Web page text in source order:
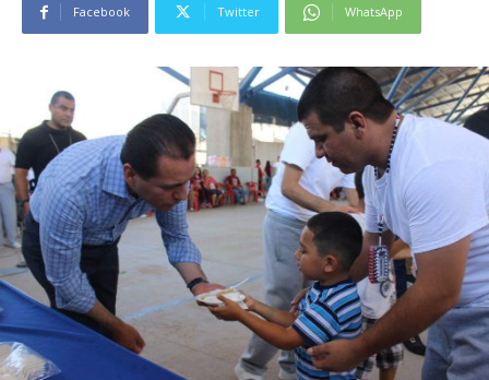
Facebook Twitter WhatsApp